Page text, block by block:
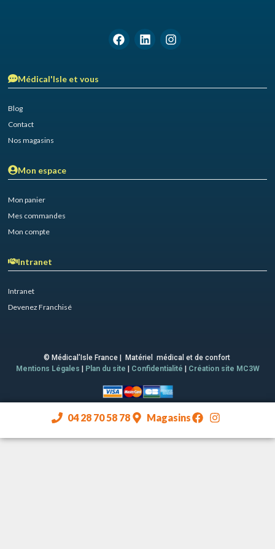
Médical'Isle et vous
Blog
Contact
Nos magasins
Mon espace
Mon panier
Mes commandes
Mon compte
Intranet
Intranet
Devenez Franchisé
© Médical’Isle France | Matériel médical et de confort
Mentions Légales
Plan du site Confidentialité Création site MC3W
04 28 70 58 78 Magasins